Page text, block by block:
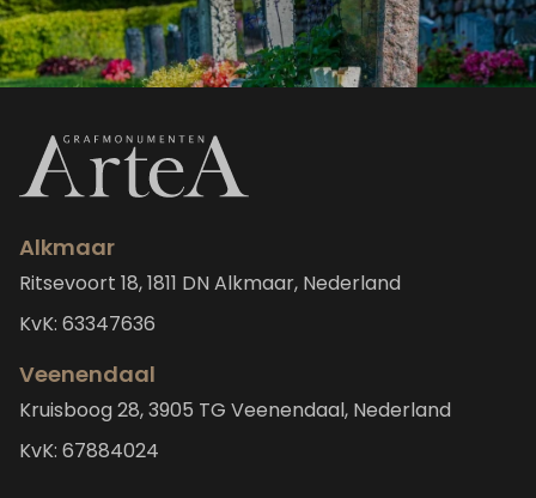
Alkmaar
Ritsevoort 18, 1811 DN Alkmaar, Nederland
KvK: 63347636
Veenendaal
Kruisboog 28, 3905 TG Veenendaal, Nederland
KvK: 67884024